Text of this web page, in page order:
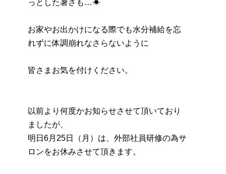
っとした暑さも…☀
お家やお出かけになる際でも水分補給を忘
れずに体調崩れなさらないように
皆さまお気を付けください。
以前より何度かお知らせさせて頂いており
ましたが、
明日6月25日（月）は、外部社員研修の為サ
ロンをお休みさせて頂きます。